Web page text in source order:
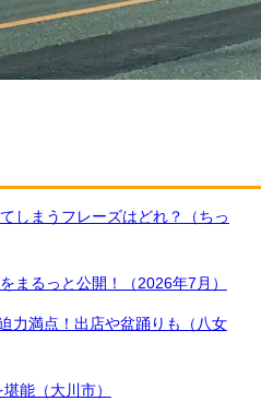
しまうフレーズはどれ？（ちっ
まるっと公開！（2026年7月）
満点！出店や盆踊りも（八女
能（大川市）